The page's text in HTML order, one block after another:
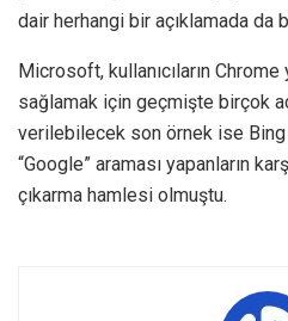
dair herhangi bir açıklamada da
Microsoft, kullanıcıların
sağlamak için geçmişte birçok
verilebilecek son örnek ise Bing
“Google” araması yapanların
çıkarma hamlesi olmuştu.